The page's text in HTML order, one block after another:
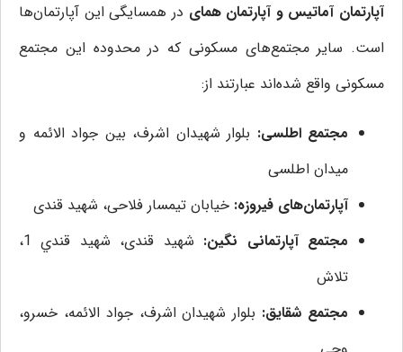
آپارتمان آماتیس و آپارتمان همای در همسایگی این آپارتمان‌ها
است. سایر مجتمع‌های مسکونی که در محدوده این مجتمع
مسکونی واقع شده‌اند عبارتند از:
مجتمع اطلسی: بلوار شهیدان اشرف، بین جواد الائمه و
میدان اطلسی
آپارتمان‌های فیروزه: خیابان تیمسار فلاحی، شهید قندی
مجتمع آپارتمانی نگین:
شهید قندی، شهيد قندي 1،
تلاش
مجتمع شقایق: بلوار شهیدان اشرف، جواد الائمه، خسرو،